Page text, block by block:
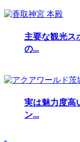
主要な観光ス
の...
実は魅力度高
ン...